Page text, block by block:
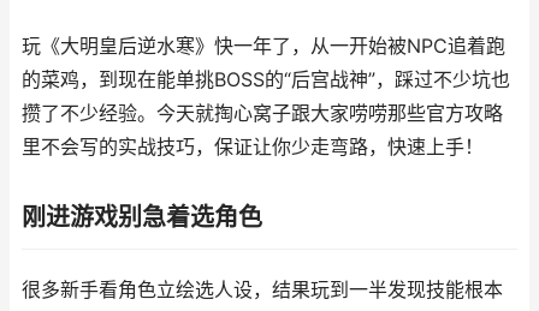
玩《大明皇后逆水寒》快一年了，从一开始被NPC追着跑
的菜鸡，到现在能单挑BOSS的“后宫战神”，踩过不少坑也
攒了不少经验。今天就掏心窝子跟大家唠唠那些官方攻略
里不会写的实战技巧，保证让你少走弯路，快速上手！
刚进游戏别急着选角色
很多新手看角色立绘选人设，结果玩到一半发现技能根本